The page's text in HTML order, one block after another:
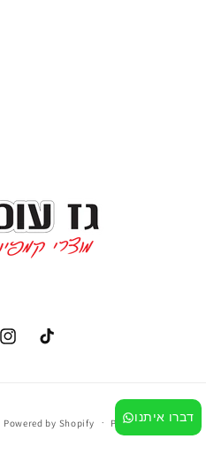
תשלום
Powered by Shopify Privacy policy
דברו איתנו